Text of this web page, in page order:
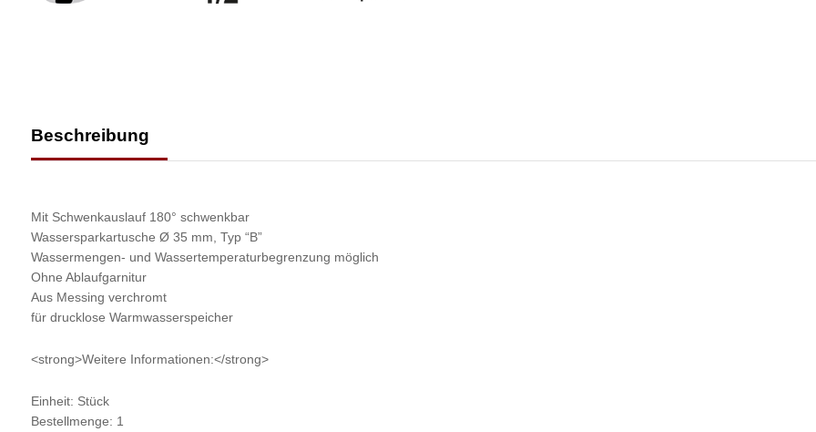
Beschreibung
Mit Schwenkauslauf 180° schwenkbar
Wassersparkartusche Ø 35 mm, Typ “B”
Wassermengen- und Wassertemperaturbegrenzung möglich
Ohne Ablaufgarnitur
Aus Messing verchromt
für drucklose Warmwasserspeicher
<strong>Weitere Informationen:</strong>
Einheit: Stück
Bestellmenge: 1